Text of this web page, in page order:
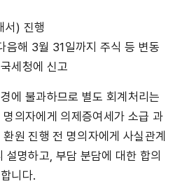
서) 진행
세청에 신고
에 불과하므로 별도 회계처리는
의자에게 의제증여세가 소급 과
원 진행 전 명의자에게 사실관계
설명하고, 부담 분담에 대한 합의
니다.